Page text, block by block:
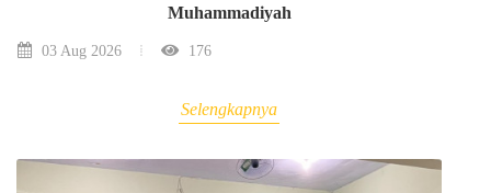
Muhammadiyah
03 Aug 2026 176
Selengkapnya